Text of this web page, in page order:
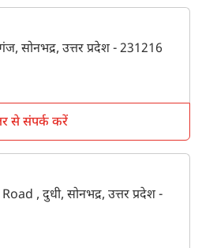
सोनभद्र, उत्तर प्रदेश - 231216
से संपर्क करें
, दुधी, सोनभद्र, उत्तर प्रदेश -